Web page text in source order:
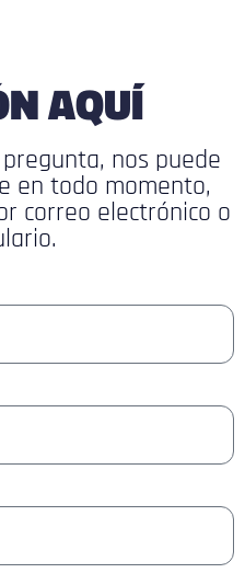
AQUÍ
nos puede
en todo momento,
correo electrónico o